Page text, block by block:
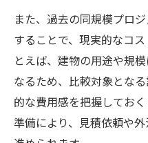
また、過去の同規模プロ
することで、現実的なコ
とえば、建物の用途や規
なるため、比較対象とな
的な費用感を把握してお
準備により、見積依頼や